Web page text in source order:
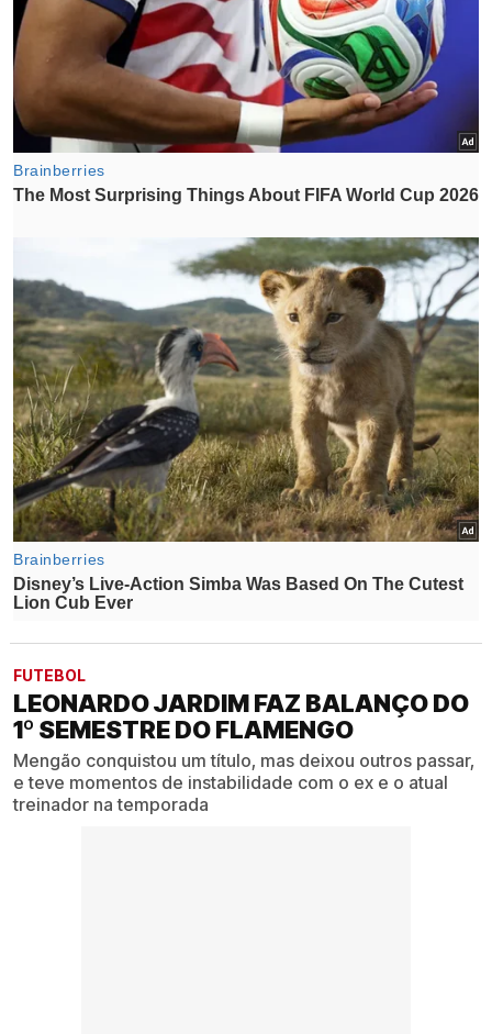
FUTEBOL
LEONARDO JARDIM FAZ BALANÇO DO
1º SEMESTRE DO FLAMENGO
Mengão conquistou um título, mas deixou outros passar,
e teve momentos de instabilidade com o ex e o atual
treinador na temporada